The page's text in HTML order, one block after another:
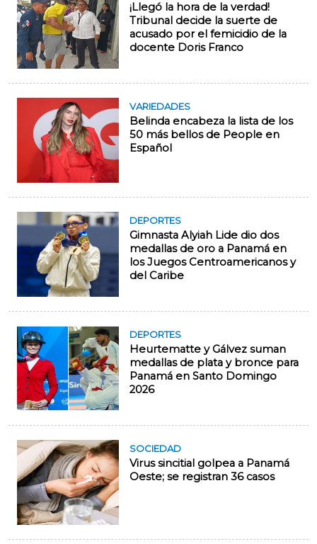
¡Llegó la hora de la verdad!
Tribunal decide la suerte de
acusado por el femicidio de la
docente Doris Franco
VARIEDADES
Belinda encabeza la lista de los
50 más bellos de People en
Español
DEPORTES
Gimnasta Alyiah Lide dio dos
medallas de oro a Panamá en
los Juegos Centroamericanos y
del Caribe
DEPORTES
Heurtematte y Gálvez suman
medallas de plata y bronce para
Panamá en Santo Domingo
2026
SOCIEDAD
Virus sincitial golpea a Panamá
Oeste; se registran 36 casos